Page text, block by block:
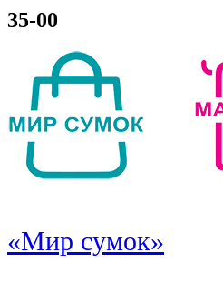
35-00
«Мир сумок»